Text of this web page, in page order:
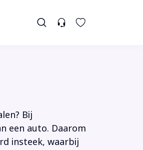
Bij
een auto. Daarom
insteek, waarbij